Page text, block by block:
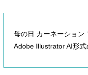
母の日 カーネーション
Adobe Illustrator AI形式